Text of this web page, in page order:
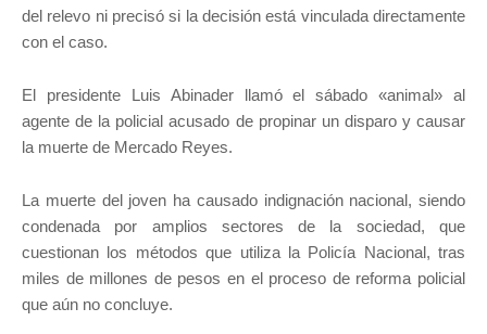
del relevo ni precisó si la decisión está vinculada directamente
con el caso.
El presidente Luis Abinader llamó el sábado «animal» al
agente de la policial acusado de propinar un disparo y causar
la muerte de Mercado Reyes.
La muerte del joven ha causado indignación nacional, siendo
condenada por amplios sectores de la sociedad, que
cuestionan los métodos que utiliza la Policía Nacional, tras
miles de millones de pesos en el proceso de reforma policial
que aún no concluye.